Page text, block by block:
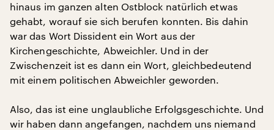
hinaus im ganzen alten Ostblock natürlich etwas
gehabt, worauf sie sich berufen konnten. Bis dahin
war das Wort Dissident ein Wort aus der
Kirchengeschichte, Abweichler. Und in der
Zwischenzeit ist es dann ein Wort, gleichbedeutend
mit einem politischen Abweichler geworden.
Also, das ist eine unglaubliche Erfolgsgeschichte. Und
wir haben dann angefangen, nachdem uns niemand